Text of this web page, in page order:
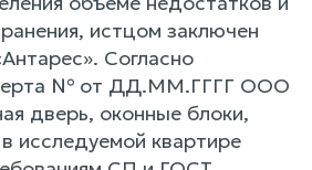
истцом заключен
Согласно
№ от ДД.ММ.ГГГГ ООО
дверь, оконные блоки,
исследуемой квартире